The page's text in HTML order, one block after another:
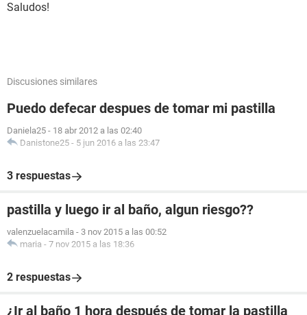
Saludos!
Discusiones similares
Puedo defecar despues de tomar mi pastilla
Daniela25 - 18 abr 2012 a las 02:40
Danistone25 - 5 jun 2016 a las 23:47
3 respuestas
pastilla y luego ir al baño, algun riesgo??
valenzuelacamila - 3 nov 2015 a las 00:52
maria - 7 nov 2015 a las 18:36
2 respuestas
¿Ir al baño 1 hora después de tomar la pastilla